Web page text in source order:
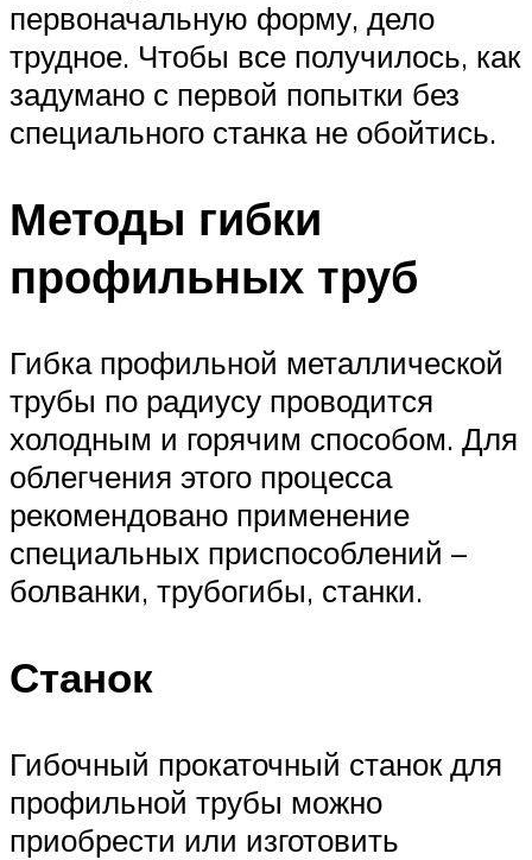
первоначальную форму, дело
трудное. Чтобы все получилось, как
задумано с первой попытки без
специального станка не обойтись.
Методы гибки
профильных труб
Гибка профильной металлической
трубы по радиусу проводится
холодным и горячим способом. Для
облегчения этого процесса
рекомендовано применение
специальных приспособлений –
болванки, трубогибы, станки.
Станок
Гибочный прокаточный станок для
профильной трубы можно
приобрести или изготовить